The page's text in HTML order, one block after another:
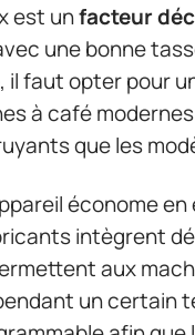
est unfacteur
une bonne
faut opter pour
à café
que les
économe
intègrent
aux
un certain